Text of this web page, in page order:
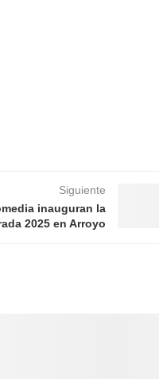
Siguiente
inauguran la
2025 en Arroyo